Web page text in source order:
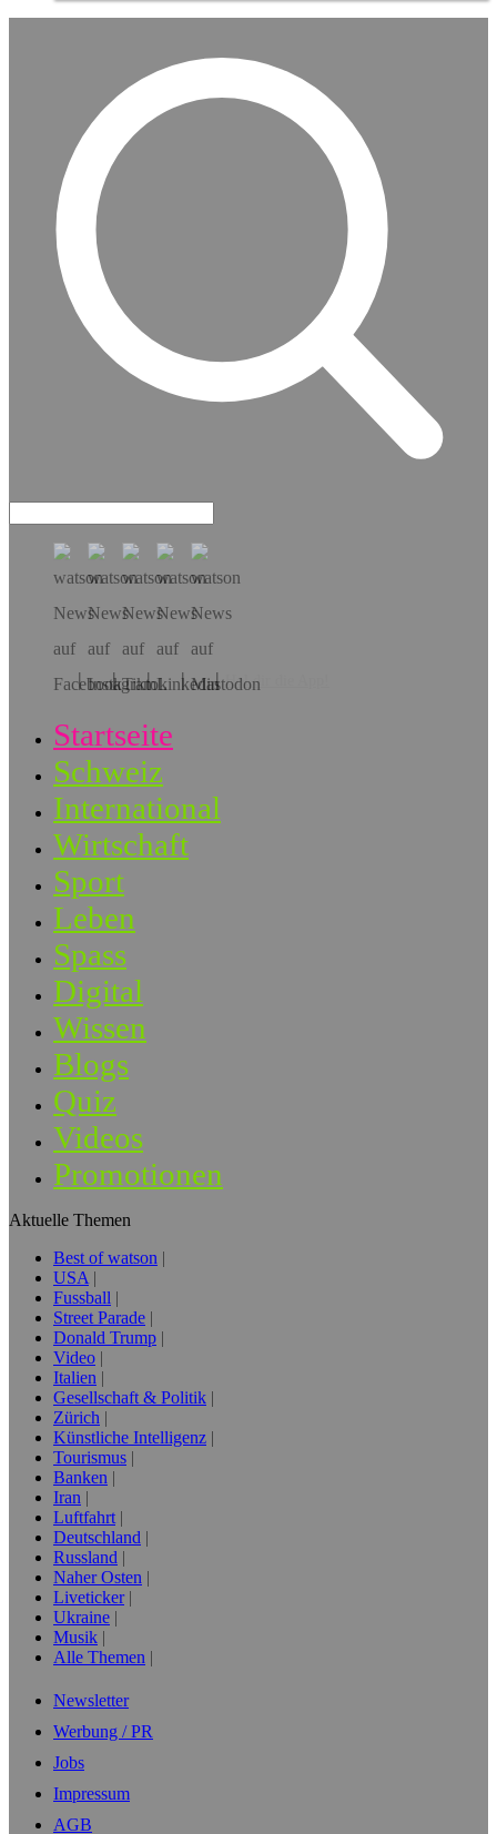
Hol dir die App!
Startseite
Schweiz
International
Wirtschaft
Sport
Leben
Spass
Digital
Wissen
Blogs
Quiz
Videos
Promotionen
Aktuelle Themen
Best of watson
USA
Fussball
Street Parade
Donald Trump
Video
Italien
Gesellschaft & Politik
Zürich
Künstliche Intelligenz
Tourismus
Banken
Iran
Luftfahrt
Deutschland
Russland
Naher Osten
Liveticker
Ukraine
Musik
Alle Themen
Newsletter
Werbung / PR
Jobs
Impressum
AGB